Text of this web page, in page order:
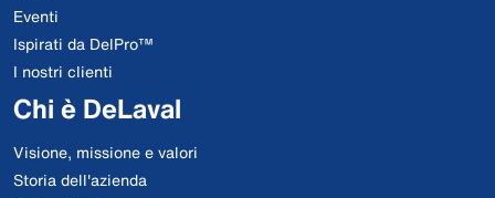
Eventi
Ispirati da DelPro™
I nostri clienti
Chi è DeLaval
Visione, missione e valori
Storia dell'azienda